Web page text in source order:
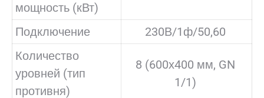
мощность (кВт)
Подключение
230В/1ф/50,60
Количество
уровней (тип
противня)
8 (600х400 мм, GN
1/1)